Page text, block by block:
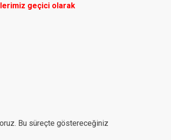
geçici olarak
Bu süreçte göstereceğiniz